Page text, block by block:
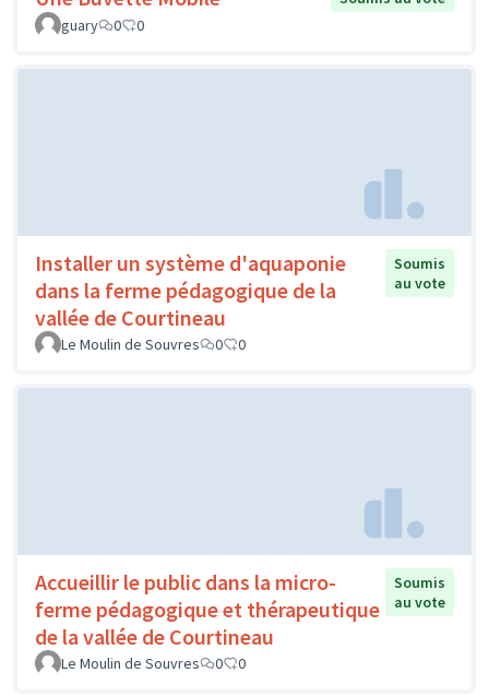
guary
0 0
Installer un système d'aquaponie
dans la ferme pédagogique de la
vallée de Courtineau
Soumis
au vote
Le Moulin de Souvres 0 0
Accueillir le public dans la micro-
ferme pédagogique et thérapeutique
de la vallée de Courtineau
Soumis
au vote
Le Moulin de Souvres 0 0